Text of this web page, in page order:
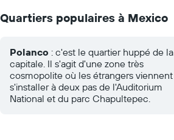
Quartiers populaires à Mexico
Polanco : c'est le quartier huppé de la
capitale. Il s'agit d'une zone très
cosmopolite où les étrangers viennent
s'installer à deux pas de l'Auditorium
National et du parc Chapultepec.